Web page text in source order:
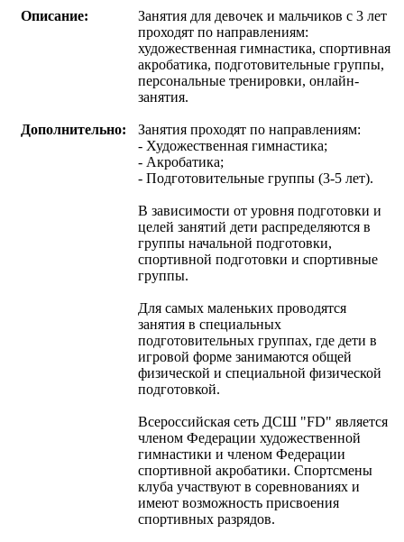
Описание:
Занятия для девочек и мальчиков с 3 лет
проходят по направлениям:
художественная гимнастика, спортивная
акробатика, подготовительные группы,
персональные тренировки, онлайн-
занятия.
Дополнительно:
Занятия проходят по направлениям:
- Художественная гимнастика;
- Акробатика;
- Подготовительные группы (3-5 лет).
В зависимости от уровня подготовки и
целей занятий дети распределяются в
группы начальной подготовки,
спортивной подготовки и спортивные
группы.
Для самых маленьких проводятся
занятия в специальных
подготовительных группах, где дети в
игровой форме занимаются общей
физической и специальной физической
подготовкой.
Всероссийская сеть ДСШ "FD" является
членом Федерации художественной
гимнастики и членом Федерации
спортивной акробатики. Спортсмены
клуба участвуют в соревнованиях и
имеют возможность присвоения
спортивных разрядов.